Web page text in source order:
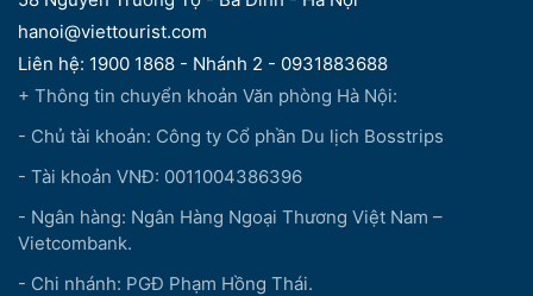
hanoi@viettourist.com
Liên hệ: 1900 1868 - Nhánh 2 - 0931883688
+ Thông tin chuyển khoản Văn phòng Hà Nội:
- Chủ tài khoản: Công ty Cổ phần Du lịch Bosstrips
- Tài khoản VNĐ: 0011004386396
- Ngân hàng: Ngân Hàng Ngoại Thương Việt Nam –
Vietcombank.
- Chi nhánh: PGĐ Phạm Hồng Thái.